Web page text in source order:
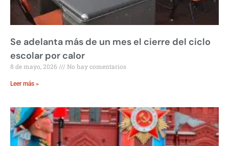
Se adelanta más de un mes el cierre del ciclo
escolar por calor
8 de mayo, 2026 No hay comentarios
Leer más »